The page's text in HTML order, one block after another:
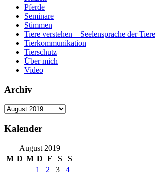
Pferde
Seminare
Stimmen
Tiere verstehen – Seelensprache der Tiere
Tierkommunikation
Tierschutz
Über mich
Video
Archiv
Archiv
Kalender
August 2019
M D M D F S
S
1
2 3
4